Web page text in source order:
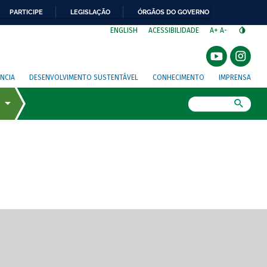
PARTICIPE LEGISLAÇÃO ÓRGÃOS DO GOVERNO
ENGLISH ACESSIBILIDADE A+ A-
DESENVOLVIMENTO SUSTENTÁVEL CONHECIMENTO IMPRENSA
de tela